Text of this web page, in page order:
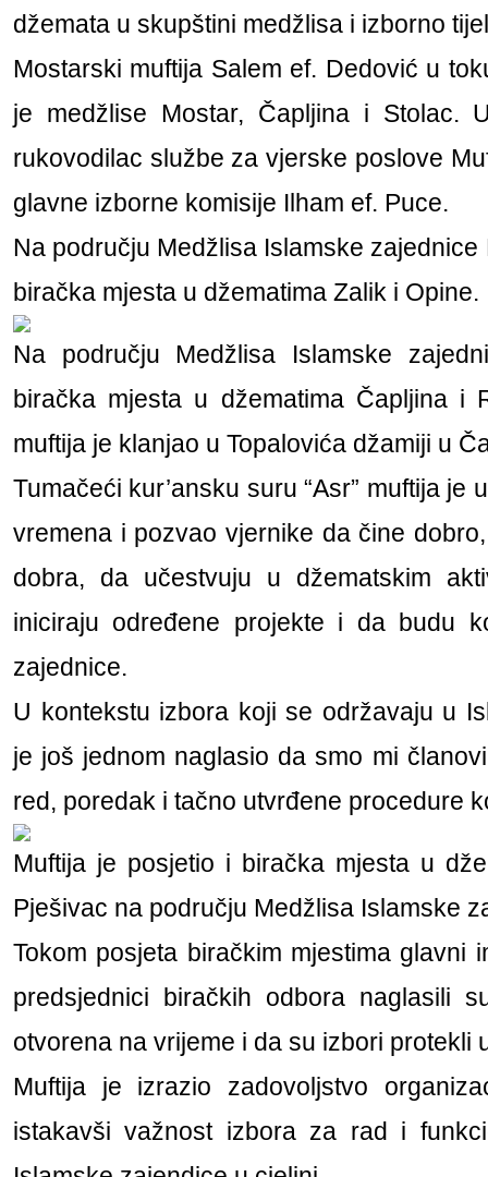
džemata u skupštini medžlisa i izborno
Mostarski muftija Salem ef. Dedović u
je medžlise Mostar, Čapljina i Stolac.
rukovodilac službe za vjerske poslove
glavne izborne komisije Ilham ef. Puce.
Na području Medžlisa Islamske
biračka mjesta u džematima Zalik i Opine.
Na području Medžlisa Islamske
biračka mjesta u džematima Čapljina i
muftija je klanjao u Topalovića džamiji u
Tumačeći kur’ansku suru “Asr” muftija je
vremena i pozvao vjernike da čine
dobra, da učestvuju u džematskim
iniciraju određene projekte i da budu
zajednice.
U kontekstu izbora koji se održavaju u
je još jednom naglasio da smo mi
red, poredak i tačno utvrđene procedure
Muftija je posjetio i biračka mjesta u
Pješivac na području Medžlisa Islamske
Tokom posjeta biračkim mjestima glavni
predsjednici biračkih odbora naglasili
otvorena na vrijeme i da su izbori protekli
Muftija je izrazio zadovoljstvo
istakavši važnost izbora za rad i